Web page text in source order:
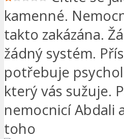
kamenné.
takto zakázána.
žádný systém.
potřebuje
který vás sužuje.
nemocnicí Abdali
toho